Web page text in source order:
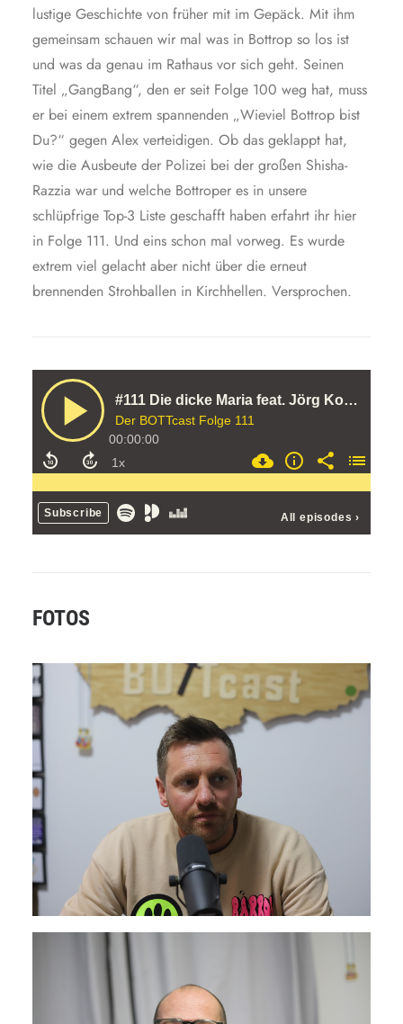
lustige Geschichte von früher mit im Gepäck. Mit ihm
gemeinsam schauen wir mal was in Bottrop so los ist
und was da genau im Rathaus vor sich geht. Seinen
Titel „GangBang“, den er seit Folge 100 weg hat, muss
er bei einem extrem spannenden „Wieviel Bottrop bist
Du?“ gegen Alex verteidigen. Ob das geklappt hat,
wie die Ausbeute der Polizei bei der großen Shisha-
Razzia war und welche Bottroper es in unsere
schlüpfrige Top-3 Liste geschafft haben erfahrt ihr hier
in Folge 111. Und eins schon mal vorweg. Es wurde
extrem viel gelacht aber nicht über die erneut
brennenden Strohballen in Kirchhellen. Versprochen.
FOTOS